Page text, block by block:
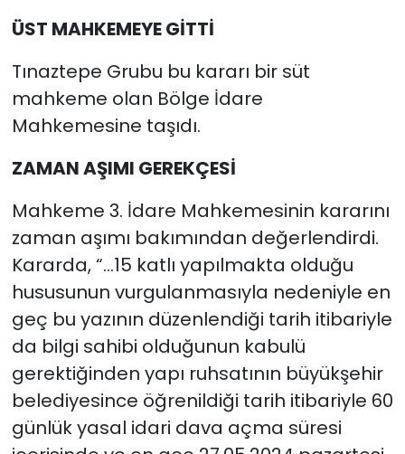
ÜST MAHKEMEYE GİTTİ
Tınaztepe Grubu bu kararı bir süt
mahkeme olan Bölge İdare
Mahkemesine taşıdı.
ZAMAN AŞIMI GEREKÇESİ
Mahkeme 3. İdare Mahkemesinin kararını
zaman aşımı bakımından değerlendirdi.
Kararda, “…15 katlı yapılmakta olduğu
hususunun vurgulanmasıyla nedeniyle en
geç bu yazının düzenlendiği tarih itibariyle
da bilgi sahibi olduğunun kabulü
gerektiğinden yapı ruhsatının büyükşehir
belediyesince öğrenildiği tarih itibariyle 60
günlük yasal idari dava açma süresi